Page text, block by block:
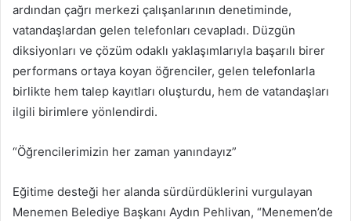
ardından çağrı merkezi çalışanlarının denetiminde,
vatandaşlardan gelen telefonları cevapladı. Düzgün
diksiyonları ve çözüm odaklı yaklaşımlarıyla başarılı birer
performans ortaya koyan öğrenciler, gelen telefonlarla
birlikte hem talep kayıtları oluşturdu, hem de vatandaşları
ilgili birimlere yönlendirdi.
“Öğrencilerimizin her zaman yanındayız”
Eğitime desteği her alanda sürdürdüklerini vurgulayan
Menemen Belediye Başkanı Aydın Pehlivan, “Menemen’de